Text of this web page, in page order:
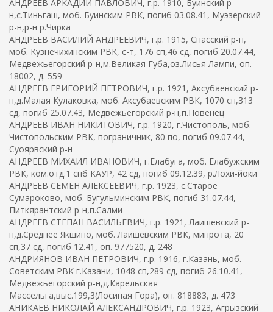
АНДРЕЕВ АРКАДИЙ ПАВЛОВИЧ, г.р. 1910, Буинский р-
н,с.Тиньгаш, моб. Буинским РВК, погиб 03.08.41, Муэзерский
р-н,р-н р.Чирка
АНДРЕЕВ ВАСИЛИЙ АНДРЕЕВИЧ, г.р. 1915, Спасский р-н,
моб. Кузнечихинским РВК, с-т, 176 сп,46 сд, погиб 20.07.44,
Медвежьегорский р-н,м.Великая Губа,оз.Лисья Лампи, оп.
18002, д. 559
АНДРЕЕВ ГРИГОРИЙ ПЕТРОВИЧ, г.р. 1921, Аксубаевский р-
н,д.Малая Кулаковка, моб. Аксубаевским РВК, 1070 сп,313
сд, погиб 25.07.43, Медвежьегорский р-н,п.Повенец
АНДРЕЕВ ИВАН НИКИТОВИЧ, г.р. 1920, г.Чистополь, моб.
Чистопольским РВК, пограничник, 80 по, погиб 09.07.44,
Суоярвский р-н
АНДРЕЕВ МИХАИЛ ИВАНОВИЧ, г.Елабуга, моб. Елабужским
РВК, ком.отд.1 спб КАУР, 42 сд, погиб 09.12.39, р.Лохи-йоки
АНДРЕЕВ СЕМЕН АЛЕКСЕЕВИЧ, г.р. 1923, с.Старое
Сумароково, моб. Бугульминским РВК, погиб 31.07.44,
Питкярантский р-н,п.Салми
АНДРЕЕВ СТЕПАН ВАСИЛЬЕВИЧ, г.р. 1921, Лаишевский р-
н,д.Среднее Якшино, моб. Лаишевским РВК, минрота, 20
сп,37 сд, погиб 12.41, оп. 977520, д. 248
АНДРИЯНОВ ИВАН ПЕТРОВИЧ, г.р. 1916, г.Казань, моб.
Советским РВК г.Казани, 1048 сп,289 сд, погиб 26.10.41,
Медвежьегорский р-н,д.Карельская
Массельга,выс.199,3(Лосиная Гора), оп. 818883, д. 473
АНИКАЕВ НИКОЛАЙ АЛЕКСАНДРОВИЧ, г.р. 1923, Агрызский